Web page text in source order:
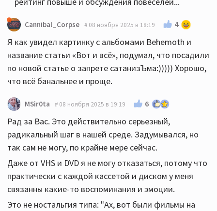
Cannibal_Corpse 08 ноября 2025 в 18:19 4
Я как увидел картинку с альбомами Behemoth и
название статьи «Вот и всё», подумал, что посадили
по новой статье о запрете сатанизЪма:))))) Хорошо,
что всё банальнее и проще.
MSir0ta 08 ноября 2025 в 19:19 6
Рад за Вас. Это действительно серьезный,
радикальный шаг в нашей среде. Задумывался, но
так сам не могу, по крайне мере сейчас.
Даже от VHS и DVD я не могу отказаться, потому что
практически с каждой кассетой и диском у меня
связанны какие-то воспоминания и эмоции.
Это не ностальгия типа: "Ах, вот были фильмы на